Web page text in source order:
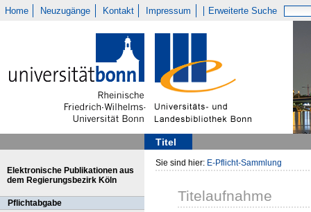
Home Neuzugänge Kontakt Impressum Erweiterte Suche
Titel
Elektronische Publikationen aus
dem Regierungsbezirk Köln
Pflichtabgabe
Sie sind hier: E-Pflicht-Sammlung
Titelaufnahme